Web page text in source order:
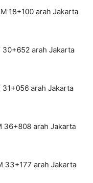
18+100 arah Jakarta
30+652 arah Jakarta
arah Jakarta
36+808 arah Jakarta
33+177 arah Jakarta